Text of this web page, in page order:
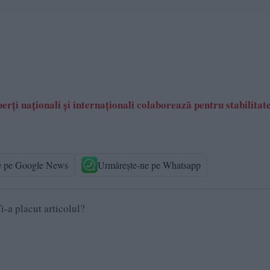
naționali și internaționali colaborează pentru
pe Google News Urmărește-ne pe Whatsapp
a placut articolul?